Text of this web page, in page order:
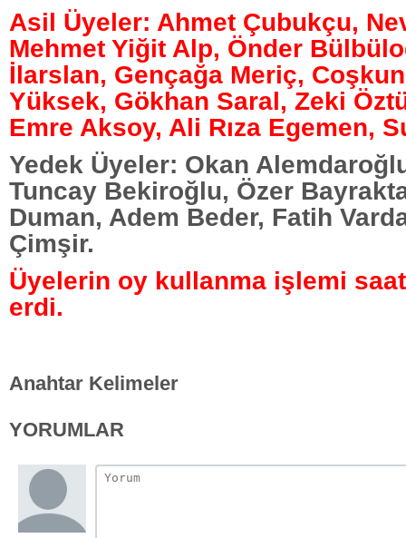
Asil Üyeler: Ahmet Çubukçu,
Mehmet Yiğit Alp, Önder
İlarslan, Gençağa Meriç,
Yüksek, Gökhan Saral, Zeki
Emre Aksoy, Ali Rıza Egemen,
Yedek Üyeler: Okan
Tuncay Bekiroğlu, Özer
Duman, Adem Beder, Fatih
Çimşir.
Üyelerin oy kullanma işlemi
erdi.
Anahtar Kelimeler
YORUMLAR